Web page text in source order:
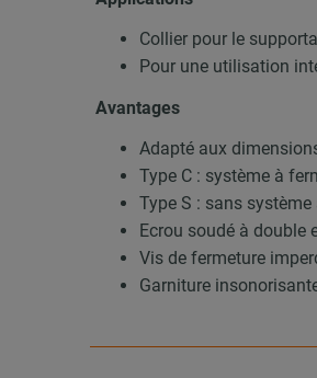
Collier pour le
Pour une utilisation
Avantages
Adapté aux
Type C : système à
Type S : sans
Ecrou soudé à double
Vis de fermeture
Garniture